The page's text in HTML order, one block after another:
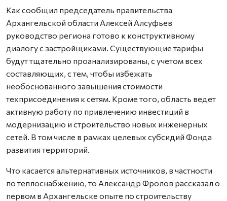
Как сообщил председатель правительства
Архангельской области Алексей Алсуфьев
руководство региона готово к конструктивному
диалогу с застройщиками. Существующие тарифы
будут тщательно проанализированы, с учетом всех
составляющих, с тем, чтобы избежать
необоснованного завышения стоимости
техприсоединения к сетям. Кроме того, область ведет
активную работу по привлечению инвестиций в
модернизацию и строительство новых инженерных
сетей. В том числе в рамках целевых субсидий Фонда
развития территорий.
Что касается альтернативных источников, в частности
по теплоснабжению, то Александр Фролов рассказал о
первом в Архангельске опыте по строительству